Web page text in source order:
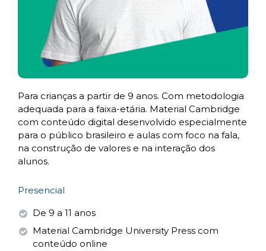
Para crianças a partir de 9 anos. Com metodologia
adequada para a faixa-etária. Material Cambridge
com conteúdo digital desenvolvido especialmente
para o público brasileiro e aulas com foco na fala,
na construção de valores e na interação dos
alunos.
Presencial
De 9 a 11 anos
Material Cambridge University Press com
conteúdo online